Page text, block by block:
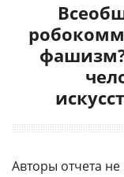
Авторы отчета